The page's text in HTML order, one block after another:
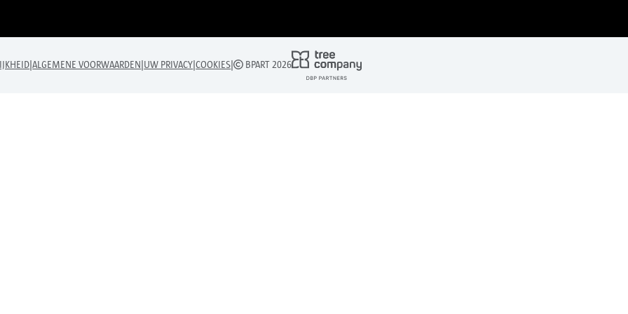
|ALGEMENE VOORWAARDEN UW PRIVACY |COOKIES | BPART 2026